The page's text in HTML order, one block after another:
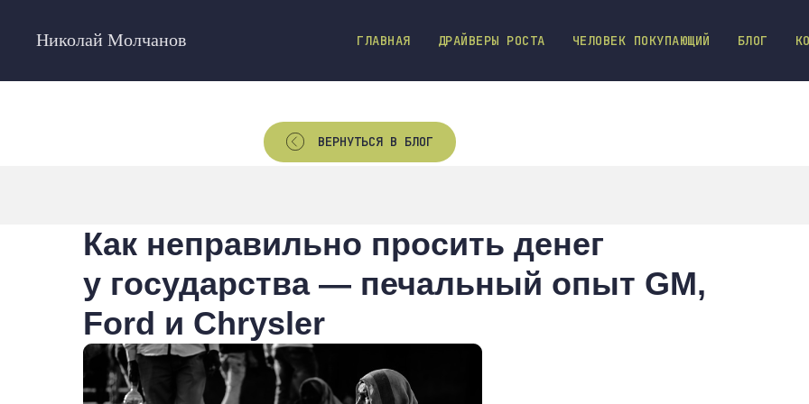
Николай Молчанов ГЛАВНАЯ ДРАЙВЕРЫ РОСТА ЧЕЛОВЕК ПОКУПАЮЩИЙ БЛОГ
ВЕРНУТЬСЯ В БЛОГ
Как неправильно просить денег
у государства — печальный опыт GM,
Ford и Chrysler